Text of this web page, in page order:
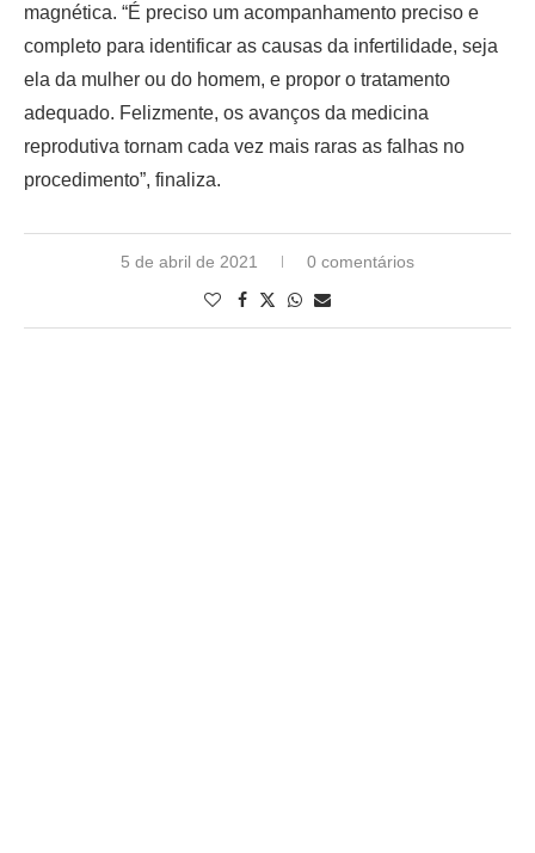
magnética. “É preciso um acompanhamento preciso e
completo para identificar as causas da infertilidade, seja
ela da mulher ou do homem, e propor o tratamento
adequado. Felizmente, os avanços da medicina
reprodutiva tornam cada vez mais raras as falhas no
procedimento”, finaliza.
5 de abril de 2021 0 comentários